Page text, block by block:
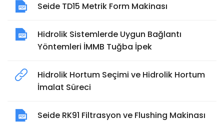
Seide TD15 Metrik Form Makinası
Hidrolik Sistemlerde Uygun Bağlantı
Yöntemleri İMMB Tuğba İpek
Hidrolik Hortum Seçimi ve Hidrolik Hortum
İmalat Süreci
Seide RK91 Filtrasyon ve Flushing Makinası